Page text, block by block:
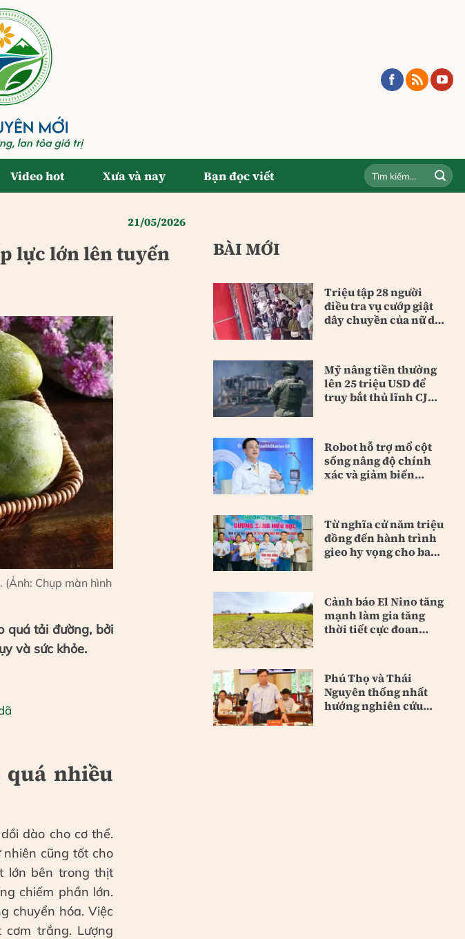
Video hot Xưa và nay Bạn đọc viết
21/05/2026
lực lớn lên tuyến
Chụp màn hình
quá tải đường, bởi
và sức khỏe.
nhiều
dào cho cơ thể.
cũng tốt cho
lớn bên trong thịt
chiếm phần lớn.
chuyển hóa. Việc
trắng. Lượng
BÀI MỚI
Triệu tập 28 người
điều tra vụ cướp giật
dây chuyền của nữ du
Mỹ nâng tiền thưởng
lên 25 triệu USD để
truy bắt thủ lĩnh CJNG
Robot hỗ trợ mổ cột
sống nâng độ chính
xác và giảm biến
Từ nghĩa cử năm triệu
đồng đến hành trình
gieo hy vọng cho bao
Cảnh báo El Nino tăng
mạnh làm gia tăng
thời tiết cực đoan
Phú Thọ và Thái
Nguyên thống nhất
hướng nghiên cứu